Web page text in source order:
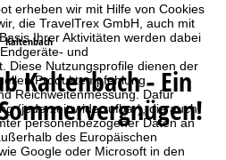
erheben wir mit Hilfe von Cookies
die TravelTrex GmbH, auch mit
Ihrer Aktivitäten werden dabei
und
Diese Nutzungsprofile dienen der
Produktempfehlung,
Reichweitenmessung. Dafür
(jederzeit widerrufbar), die auch
personenbezogener Daten an
des Europäischen
Google oder Microsoft in den
Kaltenbach
Kaltenbach - Ein